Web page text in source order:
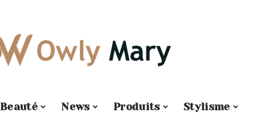
Beauté News Produits Stylisme